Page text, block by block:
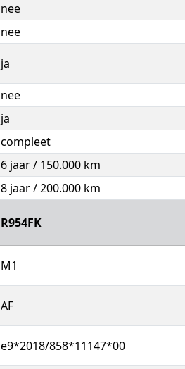
nee
nee
ja
nee
ja
compleet
6 jaar / 150.000 km
8 jaar / 200.000 km
R954FK
M1
AF
e9*2018/858*11147*00